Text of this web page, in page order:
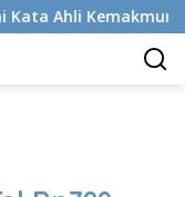
Kemakmuran